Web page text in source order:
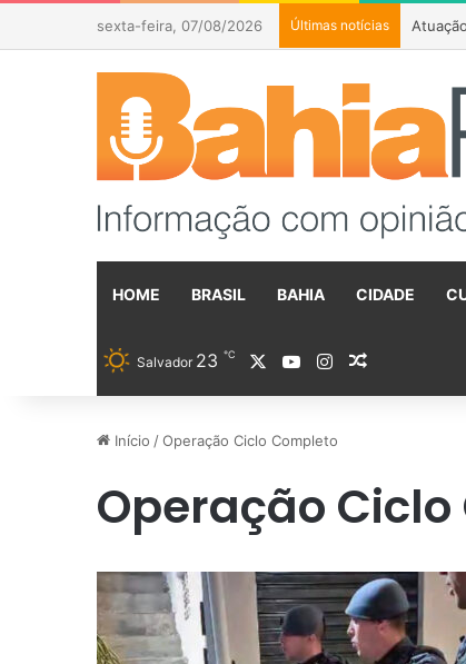
sexta-feira, 07/08/2026 Últimas notícias
HOME BRASIL BAHIA CIDADE
Salvador 23 ℃ YouTubeInstagram
Início /Operação Ciclo Completo
Operação